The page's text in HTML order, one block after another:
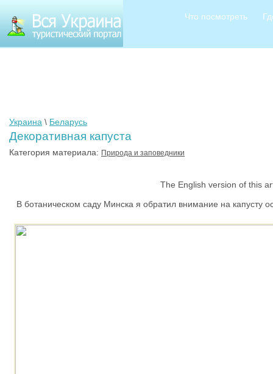
Что посмотреть
Украина \ Беларусь
Декоративная капуста
Категория материала: Природа и заповедники
The English version of this
В ботаническом саду Минска я обратил внимание на капусту